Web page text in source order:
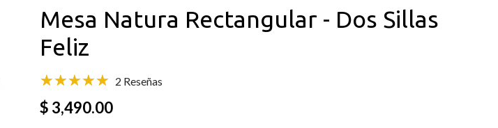
Mesa Natura Rectangular - Dos Sillas
Feliz
2 Reseñas
$ 3,490.00